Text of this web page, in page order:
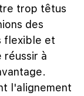
trop têtus
des
flexible et
réussir à
l'alignement